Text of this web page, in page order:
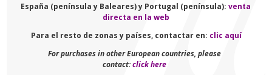
España (península y Baleares) y Portugal (península): venta
directa en la web
Para el resto de zonas y países, contactar en: clic aquí
For purchases in other European countries, please
contact: click here